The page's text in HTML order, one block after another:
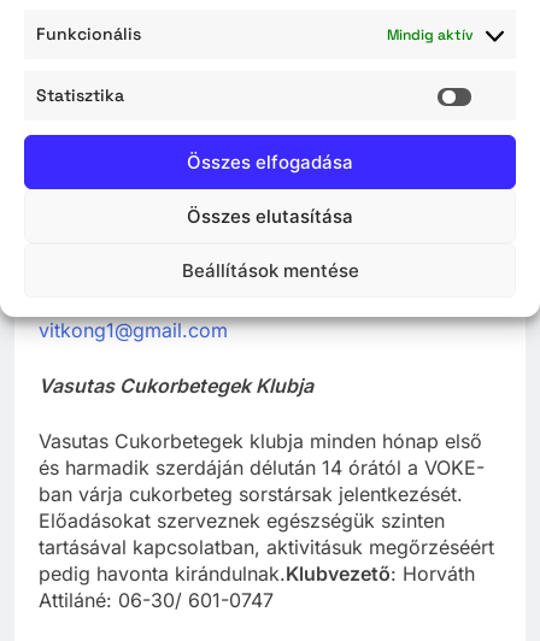
Funkcionális Mindig aktív
Statisztika
Összes elfogadása
Összes elutasítása
Beállítások mentése
Varga Katalin Nyugdíjas Klub
A szolnoki Varga Katalin Nyugdíjas Klub 1972-ben
órakor találkoznak a VOKE-ban. Leggyakrabban
városokat, településeket látogatnak, de könnyebb
túrákat is bevállalnak a hegyekben. Szívesen
csigaházából kortársaikat.Klubvezető
vitkong1@gmail.com
Vasutas Cukorbetegek Klubja
Vasutas Cukorbetegek klubja minden hónap első
és harmadik szerdáján délután 14 órától a VOKE-
ban várja cukorbeteg sorstársak jelentkezését.
Előadásokat szerveznek egészségük szinten
tartásával kapcsolatban, aktivitásuk megőrzéséért
pedig havonta kirándulnak.Klubvezető: Horváth
Attiláné: 06-30/ 601-0747